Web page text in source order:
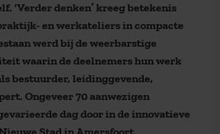
‘Verder denken’ kreeg betekenis
en werkateliers in compacte
werd bij de weerbarstige
waarin de deelnemers hun werk
bestuurder, leidinggevende,
Ongeveer 70 aanwezigen
dag door in de innovatieve